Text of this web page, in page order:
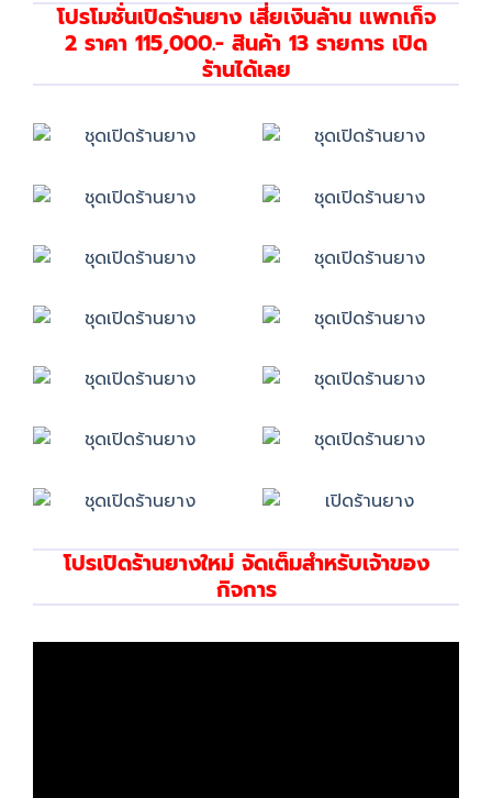
โปรโมชั่นเปิดร้านยาง เสี่ยเงินล้าน แพกเก็จ
2 ราคา 115,000.- สินค้า 13 รายการ เปิด
ร้านได้เลย
โปรเปิดร้านยางใหม่ จัดเต็มสำหรับเจ้าของ
กิจการ